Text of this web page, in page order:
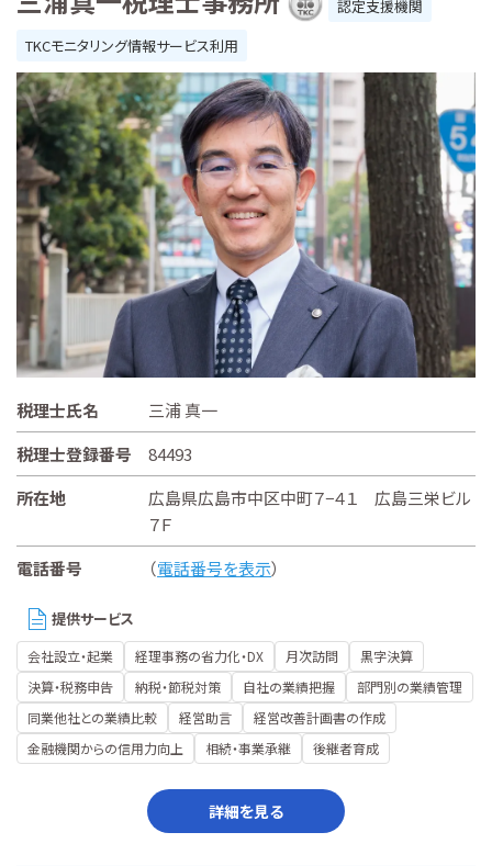
認定支援機関
TKCモニタリング情報サービス利用
税理士氏名
三浦 真一
税理士登録番号
84493
所在地
広島県広島市中区中町７−４１ 広島三栄ビル
７Ｆ
電話番号
（電話番号を表示）
提供サービス
会社設立・起業 経理事務の省力化・DX 月次訪問
黒字決算
決算・税務申告
納税・節税対策 自社の業績把握
部門別の業績管理
同業他社との業績比較
経営助言
経営改善計画書の作成
金融機関からの信用力向上
相続・事業承継 後継者育成
詳細を見る